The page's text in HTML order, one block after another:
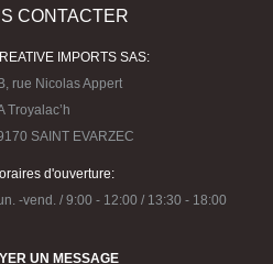
CONTACTER
IMPORTS SAS:
rue Nicolas Appert
Troyalac’h
SAINT EVARZEC
d'ouverture:
-vend. / 9:00 - 12:00 / 13:30 - 18:00
UN MESSAGE